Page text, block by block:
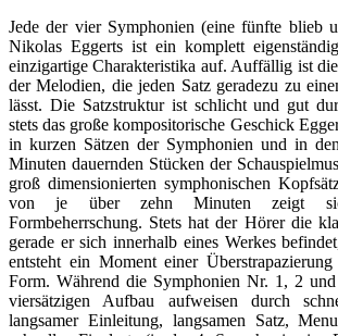
Jede der vier Symphonien (eine fünfte blieb
Nikolas Eggerts ist ein komplett
einzigartige Charakteristika auf. Auffällig ist
der Melodien, die jeden Satz geradezu zu
lässt. Die Satzstruktur ist schlicht und gut
stets das große kompositorische Geschick
in kurzen Sätzen der Symphonien und in
Minuten dauernden Stücken der
groß dimensionierten symphonischen
von je über zehn Minuten zeigt
Formbeherrschung. Stets hat der Hörer die
gerade er sich innerhalb eines Werkes
entsteht ein Moment einer
Form. Während die Symphonien Nr. 1, 2 und
viersätzigen Aufbau aufweisen durch
langsamer Einleitung, langsamen Satz,